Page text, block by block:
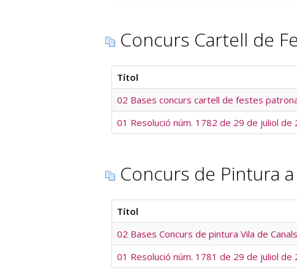
Concurs Cartell de
Títol
02 Bases concurs cartell de festes
01 Resolució núm. 1782 de 29 de juliol
Concurs de Pintura
Títol
02 Bases Concurs de pintura Vila de
01 Resolució núm. 1781 de 29 de juliol de